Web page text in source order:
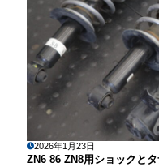
2026年1月23日
ZN6 86 ZN8用ショックと